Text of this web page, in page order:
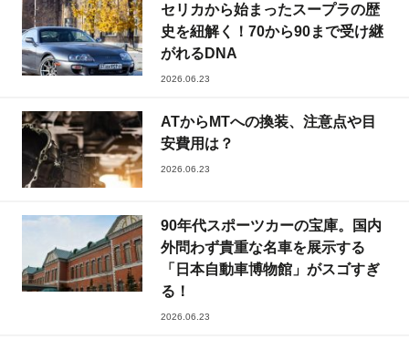
セリカから始まったスープラの歴
史を紐解く！70から90まで受け継
がれるDNA
2026.06.23
ATからMTへの換装、注意点や目
安費用は？
2026.06.23
90年代スポーツカーの宝庫。国内
外問わず貴重な名車を展示する
「日本自動車博物館」がスゴすぎ
る！
2026.06.23